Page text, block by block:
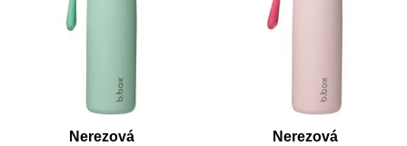
Nerezová
Nerezová